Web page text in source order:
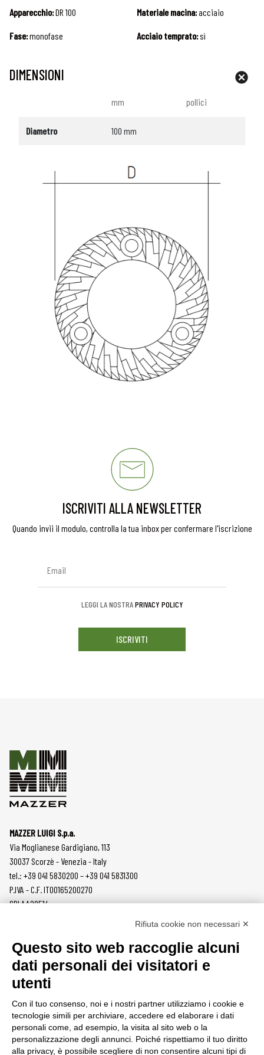
Apparecchio:DR 100
Fase:monofase
Materiale macina:acciaio
Acciaio temprato:sì
DIMENSIONI
mm pollici
Diametro 100 mm
ISCRIVITI ALLA NEWSLETTER
Quando invii il modulo, controlla la tua inbox per confermare l'iscrizione
LEGGI LA NOSTRAPRIVACY POLICY
ISCRIVITI
MAZZER LUIGI S.p.a.
Via Moglianese Gardigiano, 113
30037 Scorzè - Venezia - Italy
tel.: +39 041 5830200 – +39 041 5831300
P.IVA - C.F. IT00165200270
SDI AA2O514
MACINACAFFÈ
ON DEMAND
DOSATORI
MACINE
ACCESSORI
AZIENDA
NEWS
PRIVACY POLICY
SEGNALAZIONI
AREA CLIENTI
Rifiuta cookie non necessari ✕
Questo sito web raccoglie alcuni
dati personali dei visitatori e
utenti
Con il tuo consenso, noi e i nostri partner utilizziamo i cookie e
tecnologie simili per archiviare, accedere ed elaborare i dati
personali come, ad esempio, la visita al sito web o la
personalizzazione degli annunci. Poiché rispettiamo il tuo diritto
alla privacy, è possibile scegliere di non consentire alcuni tipi di